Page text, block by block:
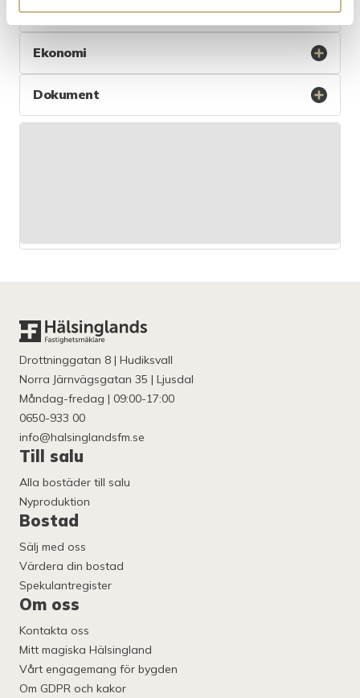
Byggnad
Ekonomi
Dokument
Drottninggatan 8 | Hudiksvall
Norra Järnvägsgatan 35 | Ljusdal
Måndag-fredag | 09:00-17:00
0650-933 00
info@halsinglandsfm.se
Till salu
Alla bostäder till salu
Nyproduktion
Bostad
Sälj med oss
Värdera din bostad
Spekulantregister
Om oss
Kontakta oss
Mitt magiska Hälsingland
Vårt engagemang för bygden
Om GDPR och kakor